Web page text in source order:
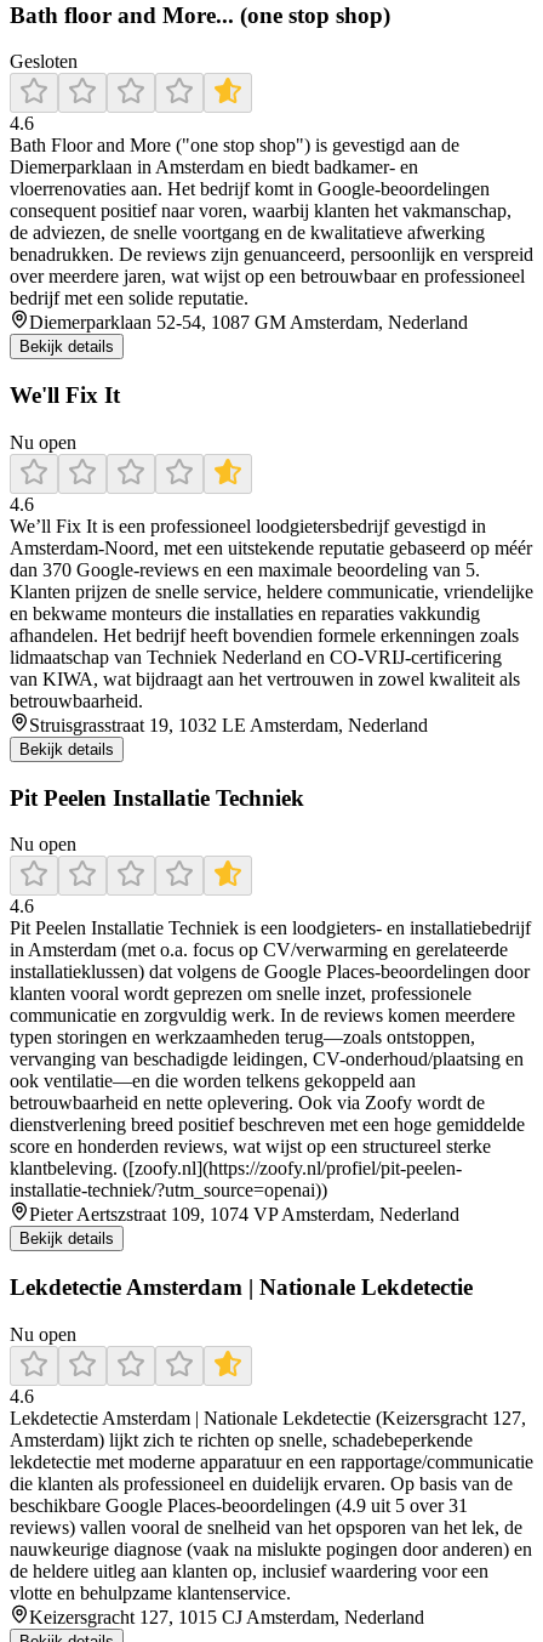
Bath floor and More... (one stop shop)
Gesloten
4.6
Bath Floor and More ("one stop shop") is gevestigd aan de
Diemerparklaan in Amsterdam en biedt badkamer- en
vloerrenovaties aan. Het bedrijf komt in Google-beoordelingen
consequent positief naar voren, waarbij klanten het vakmanschap,
de adviezen, de snelle voortgang en de kwalitatieve afwerking
benadrukken. De reviews zijn genuanceerd, persoonlijk en verspreid
over meerdere jaren, wat wijst op een betrouwbaar en professioneel
bedrijf met een solide reputatie.
Diemerparklaan 52-54, 1087 GM Amsterdam, Nederland
Bekijk details
We'll Fix It
Nu open
4.6
We’ll Fix It is een professioneel loodgietersbedrijf gevestigd in
Amsterdam-Noord, met een uitstekende reputatie gebaseerd op méér
dan 370 Google‑reviews en een maximale beoordeling van 5.
Klanten prijzen de snelle service, heldere communicatie, vriendelijke
en bekwame monteurs die installaties en reparaties vakkundig
afhandelen. Het bedrijf heeft bovendien formele erkenningen zoals
lidmaatschap van Techniek Nederland en CO‑VRIJ‑certificering
van KIWA, wat bijdraagt aan het vertrouwen in zowel kwaliteit als
betrouwbaarheid.
Struisgrasstraat 19, 1032 LE Amsterdam, Nederland
Bekijk details
Pit Peelen Installatie Techniek
Nu open
4.6
Pit Peelen Installatie Techniek is een loodgieters- en installatiebedrijf
in Amsterdam (met o.a. focus op CV/verwarming en gerelateerde
installatieklussen) dat volgens de Google Places-beoordelingen door
klanten vooral wordt geprezen om snelle inzet, professionele
communicatie en zorgvuldig werk. In de reviews komen meerdere
typen storingen en werkzaamheden terug—zoals ontstoppen,
vervanging van beschadigde leidingen, CV-onderhoud/plaatsing en
ook ventilatie—en die worden telkens gekoppeld aan
betrouwbaarheid en nette oplevering. Ook via Zoofy wordt de
dienstverlening breed positief beschreven met een hoge gemiddelde
score en honderden reviews, wat wijst op een structureel sterke
klantbeleving. ([zoofy.nl](https://zoofy.nl/profiel/pit-peelen-
installatie-techniek/?utm_source=openai))
Pieter Aertszstraat 109, 1074 VP Amsterdam, Nederland
Bekijk details
Lekdetectie Amsterdam | Nationale Lekdetectie
Nu open
4.6
Lekdetectie Amsterdam | Nationale Lekdetectie (Keizersgracht 127,
Amsterdam) lijkt zich te richten op snelle, schadebeperkende
lekdetectie met moderne apparatuur en een rapportage/communicatie
die klanten als professioneel en duidelijk ervaren. Op basis van de
beschikbare Google Places-beoordelingen (4.9 uit 5 over 31
reviews) vallen vooral de snelheid van het opsporen van het lek, de
nauwkeurige diagnose (vaak na mislukte pogingen door anderen) en
de heldere uitleg aan klanten op, inclusief waardering voor een
vlotte en behulpzame klantenservice.
Keizersgracht 127, 1015 CJ Amsterdam, Nederland